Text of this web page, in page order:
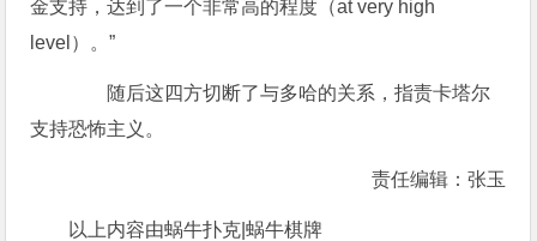
金支持，达到了一个非常高的程度（at very high
level）。”
随后这四方切断了与多哈的关系，指责卡塔尔
支持恐怖主义。
责任编辑：张玉
以上内容由蜗牛扑克|蜗牛棋牌